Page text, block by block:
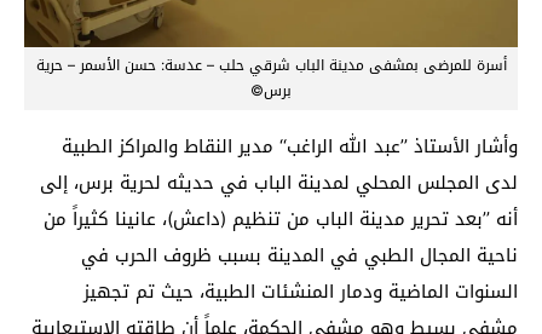
أسرة للمرضى بمشفى مدينة الباب شرقي حلب – عدسة: حسن الأسمر – حرية
برس©
وأشار الأستاذ ’’عبد الله الراغب‘‘ مدير النقاط والمراكز الطبية
لدى المجلس المحلي لمدينة الباب في حديثه لحرية برس، إلى
أنه ’’بعد تحرير مدينة الباب من تنظيم (داعش)، عانينا كثيراً من
ناحية المجال الطبي في المدينة بسبب ظروف الحرب في
السنوات الماضية ودمار المنشئات الطبية، حيث تم تجهيز